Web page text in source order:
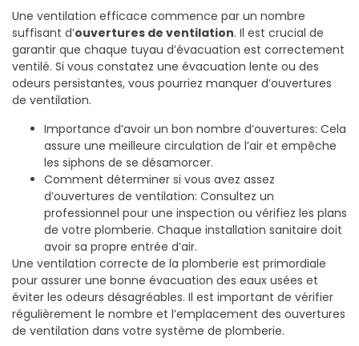
Une ventilation efficace commence par un nombre
suffisant d’ouvertures de ventilation. Il est crucial de
garantir que chaque tuyau d’évacuation est correctement
ventilé. Si vous constatez une évacuation lente ou des
odeurs persistantes, vous pourriez manquer d’ouvertures
de ventilation.
Importance d’avoir un bon nombre d’ouvertures: Cela
assure une meilleure circulation de l’air et empêche
les siphons de se désamorcer.
Comment déterminer si vous avez assez
d’ouvertures de ventilation: Consultez un
professionnel pour une inspection ou vérifiez les plans
de votre plomberie. Chaque installation sanitaire doit
avoir sa propre entrée d’air.
Une ventilation correcte de la plomberie est primordiale
pour assurer une bonne évacuation des eaux usées et
éviter les odeurs désagréables. Il est important de vérifier
régulièrement le nombre et l’emplacement des ouvertures
de ventilation dans votre système de plomberie.